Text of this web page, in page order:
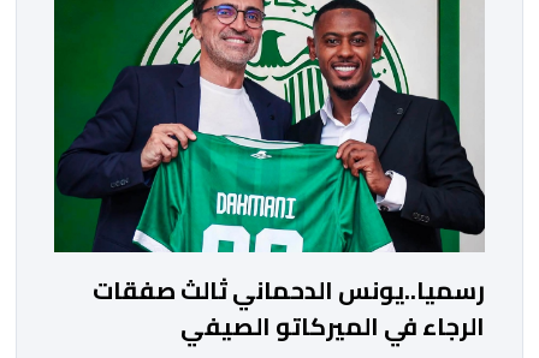
رسميا..يونس الدحماني ثالث صفقات
الرجاء في الميركاتو الصيفي